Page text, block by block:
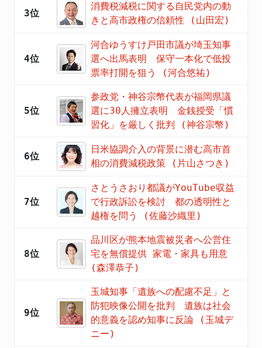
3位
消費税減税に関する自民党内の動
きと高市政権の信頼性 (山田宏)
4位
河合ゆうすけ戸田市議が埼玉知事
選へ出馬表明 保守一本化で低投
票率打開を狙う (河合悠祐)
5位
参政党・神谷宗幣代表が福岡県議
選に30人擁立表明 金銭授受「慣
習化」を厳しく批判 (神谷宗幣)
6位
日米協調介入の背景に潜む高市首
相の消費減税政策 (片山さつき)
7位
さとうさおり都議がYouTube収益
で行政訴訟を検討 都の透明性と
越権を問う (佐藤沙織里)
8位
品川区が熊本地震被災者へ公営住
宅を無償提供 家電・家具も用意
(森澤恭子)
9位
玉城知事「遺族への配慮不足」と
防犯映像公開を批判 遺族は社会
的意義を認め知事に反論 (玉城デ
ニー)